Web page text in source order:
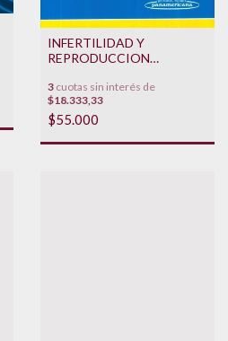
INFERTILIDAD Y
REPRODUCCION
3 cuotas sin interés de
$18.333,33
$55.000